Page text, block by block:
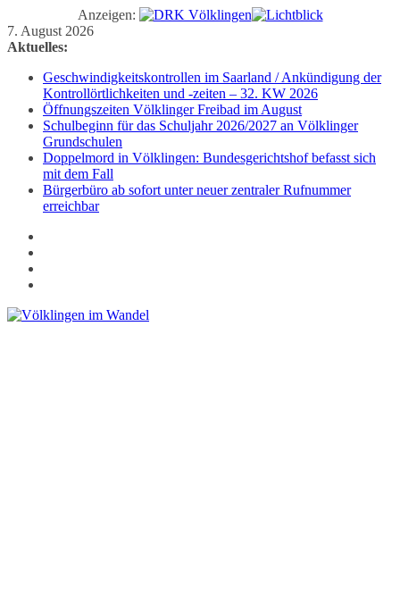
Anzeigen:
Zum
Inhalt
7. August 2026
Aktuelles:
Geschwindigkeitskontrollen im Saarland / Ankündigung der
Kontrollörtlichkeiten und -zeiten – 32. KW 2026
Öffnungszeiten Völklinger Freibad im August
Schulbeginn für das Schuljahr 2026/2027 an Völklinger
Grundschulen
Doppelmord in Völklingen: Bundesgerichtshof befasst sich
mit dem Fall
Bürgerbüro ab sofort unter neuer zentraler Rufnummer
erreichbar